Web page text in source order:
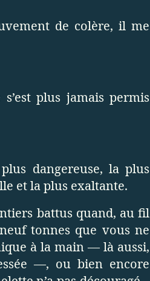
de colère, il me
plus jamais permis
dangereuse, la plus
et la plus exaltante.
battus quand, au fil
tonnes que vous ne
à la main — là aussi,
—, ou bien encore